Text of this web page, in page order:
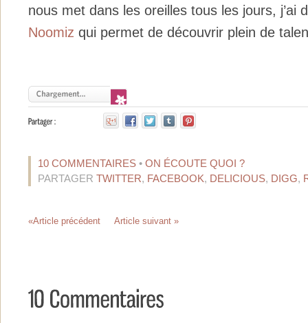
nous met dans les oreilles tous les jours, j’ai
Noomiz qui permet de découvrir plein de
10 COMMENTAIRES • ON ÉCOUTE QUOI ?
PARTAGER TWITTER, FACEBOOK, DELICIOUS, DIGG,
«Article précédent Article suivant »